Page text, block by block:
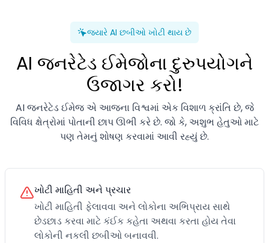
જ્યારે AI છબીઓ ખોટી થાય છે
AI જનરેટેડ ઈમેજોના દુરુપયોગને
ઉજાગર કરો!
AI જનરેટેડ ઈમેજ એ આજના વિશ્વમાં એક વિશાળ ક્રાંતિ છે, જે
વિવિધ ક્ષેત્રોમાં પોતાની છાપ ઊભી કરે છે. જો કે, અશુભ હેતુઓ માટે
પણ તેમનું શોષણ કરવામાં આવી રહ્યું છે.
ખોટી માહિતી અને પ્રચાર
ખોટી માહિતી ફેલાવવા અને લોકોના અભિપ્રાય સાથે
છેડછાડ કરવા માટે કંઈક કહેતા અથવા કરતા હોય તેવા
લોકોની નકલી છબીઓ બનાવવી.